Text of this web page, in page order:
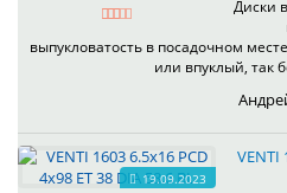
Диски
выпукловатость в посадочном
или впуклый, так
19.09.2023
VENTI